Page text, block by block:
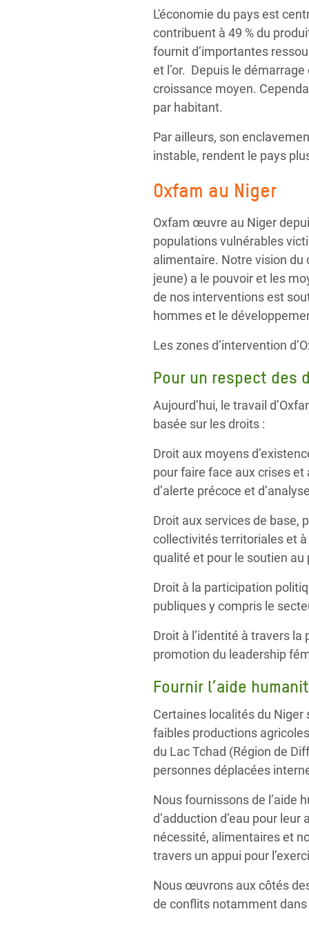
L'économie du pays est
contribuent à 49 % du
fournit d’importantes
et l’or. Depuis le
croissance moyen.
par habitant.
Par ailleurs, son
instable, rendent le pays
Oxfam au Niger
Oxfam œuvre au Niger
populations vulnérables
alimentaire. Notre vision
jeune) a le pouvoir et les
de nos interventions est
hommes et le
Les zones d’intervention
Pour un respect des
Aujourd’hui, le travail
basée sur les droits :
Droit aux moyens
pour faire face aux crises
d’alerte précoce et
Droit aux services de base,
collectivités territoriales et
qualité et pour le soutien au
Droit à la participation
publiques y compris le
Droit à l’identité à travers
promotion du leadership
Fournir l’aide
Certaines localités du
faibles productions
du Lac Tchad (Région de
personnes déplacées
Nous fournissons de l’aide
d’adduction d’eau pour
nécessité, alimentaires et
travers un appui pour
Nous œuvrons aux côtés
de conflits notamment dans